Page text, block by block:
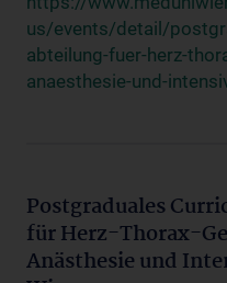
us/events/detail/
abteilung-fuer-herz-
anaesthesie-und-
Postgraduales
für Herz-Thorax-
Anästhesie und